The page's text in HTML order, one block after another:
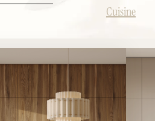
Cuisine